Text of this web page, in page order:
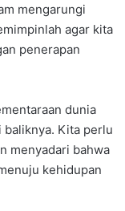
mengarungi
agar kita
penerapan
dunia
baliknya. Kita perlu
menyadari bahwa
kehidupan